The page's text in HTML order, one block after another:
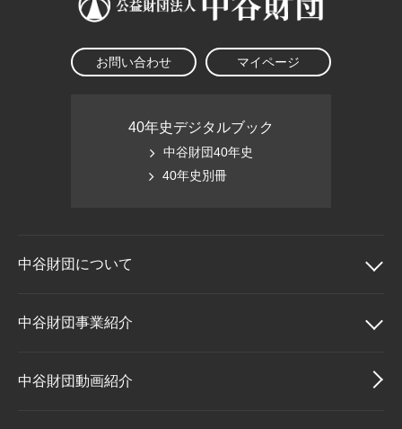
お問い合わせ マイページ
40年史デジタルブック
中谷財団40年史
40年史別冊
中谷財団について
中谷財団について
理事長挨拶
中谷財団事業紹介
中谷財団事業紹介
中谷財団動画紹介